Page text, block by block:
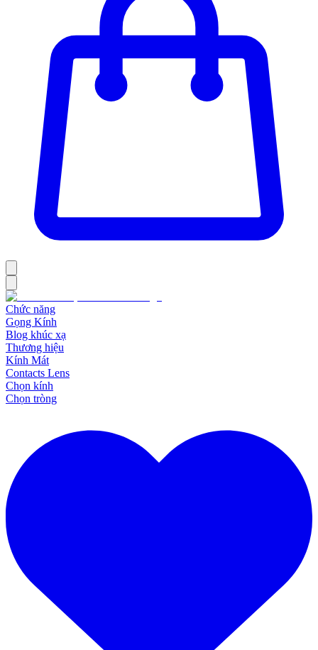
Chức năng
Gọng Kính
Blog khúc xạ
Thương hiệu
Kính Mát
Contacts Lens
Chọn kính
Chọn tròng